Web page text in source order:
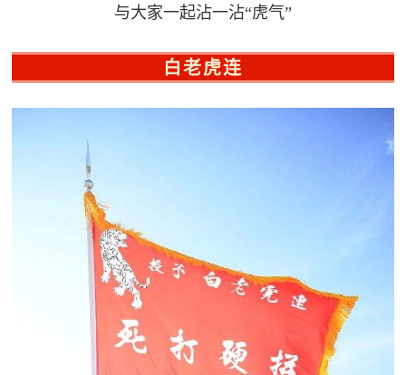
空
人
民
防
智
与大家一起沾一沾“虎气”
白老虎连